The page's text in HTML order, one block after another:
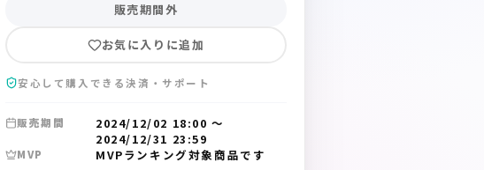
販売期間外
お気に入りに追加
安心して購入できる決済・サポート
販売期間 2024/12/02 18:00 〜
2024/12/31 23:59
MVP MVPランキング対象商品です